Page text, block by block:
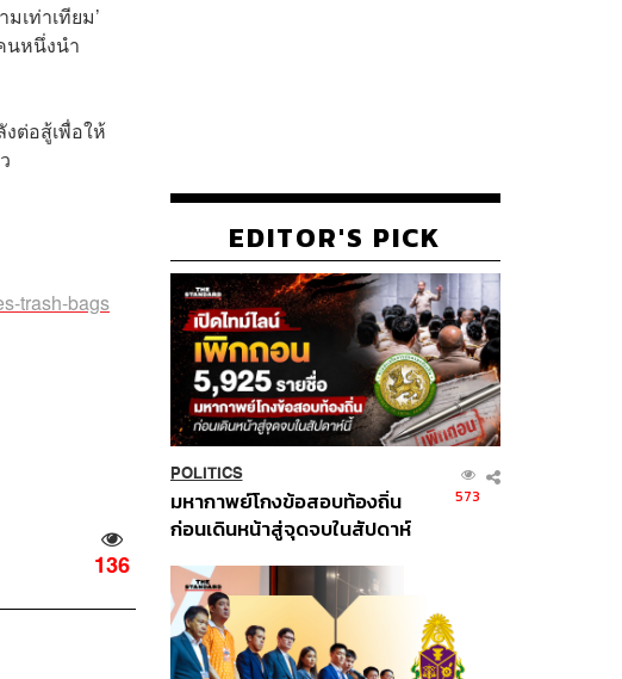
เท่าเทียม’
นหนึ่งนำ
ต่อสู้เพื่อให้
trash-bags
136
EDITOR'S PICK
POLITICS
มหากาพย์โกงข้อสอบท้องถิ่น
ก่อนเดินหน้าสู่จุดจบในสัปดาห์
573